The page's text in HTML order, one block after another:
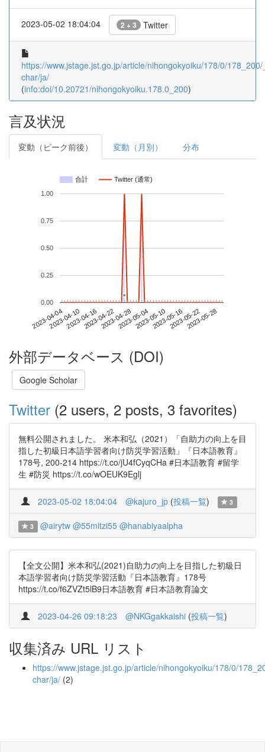
2023-05-02 18:04:04 2 + 3 Twitter
https://www.jstage.jst.go.jp/article/nihongokyoiku/178/0/
char/ja/
(info:doi/10.20721/nihongokyoiku.178.0_200)
言及状況
変動（ピーク前後） 変動（月別） 分布
合計 Twitter (通常)
2023-04-042023-04-102023-04-162023-04-222023-04-282023-05-042023-05-102023-05-162023-05-222023-05-28
0.00
0.25
0.50
0.75
1.00
**
外部データベース (DOI)
Google Scholar
Twitter (2 users, 2 posts, 3 favorites)
無料公開されました。 米本和弘（2021）「自助力の向上を目
指した初級日本語学習者向け防災学習活動」『日本語教育』
178号, 200-214 https://t.co/jU4fCyqCHa #日本語教育 #留学
生 #防災 https://t.co/wOEUK9Eglj
2023-05-02 18:04:04 @kajuro_jp (投稿一覧) 3
3 @airytw @55mitzi55 @hanabiyaalpha
【全文公開】米本和弘(2021)自助力の向上を目指した初級日
本語学習者向け防災学習活動『日本語教育』178号
https://t.co/f6ZVZt5lB9日本語教育 #日本語教育論文
2023-04-26 09:18:23 @NKGgakkaishi (投稿一覧)
収集済み URL リスト
https://www.jstage.jst.go.jp/article/nihongokyoiku/178/0/
char/ja/ (2)